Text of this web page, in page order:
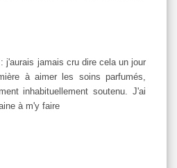
j'aurais jamais cru dire cela un jour
à aimer les soins parfumés,
inhabituellement soutenu. J'ai
à m'y faire